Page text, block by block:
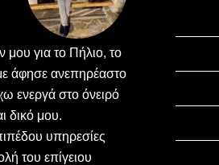
για το Πήλιο, το
άφησε ανεπηρέαστο
ενεργά στο όνειρό
δικό μου.
υπηρεσίες
του επίγειου